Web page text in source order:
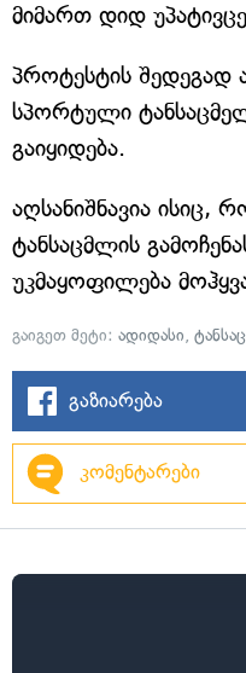
მიმართ დიდ
პროტესტის შედეგად
სპორტული
გაიყიდება.
აღსანიშნავია ისიც,
ტანსაცმლის
უკმაყოფილება
გაიგეთ მეტი: ადიდასი,
გაზიარება
კომენტარები